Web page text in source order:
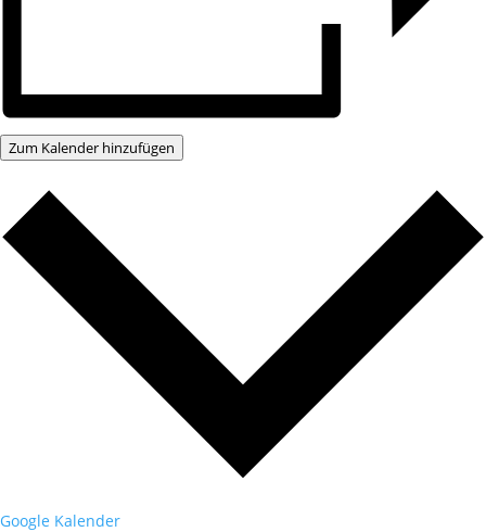
Zum Kalender hinzufügen
Google Kalender